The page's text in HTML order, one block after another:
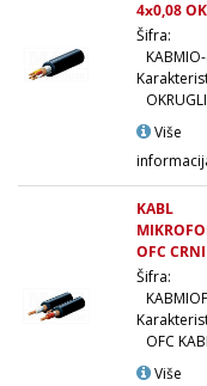
4x0,08
Šifra:
OKRUGLI
Više
KABL
OFC CRNI
Šifra:
OFC
Više